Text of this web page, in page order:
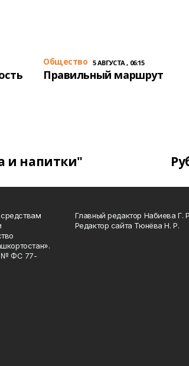
Общество 5 АВГУСТА , 06:15
Правильный маршрут
и напитки"
средствам
№ ФС 77-
Главный редактор Набиева Г.
Редактор сайта Тюнёва Н. Р.